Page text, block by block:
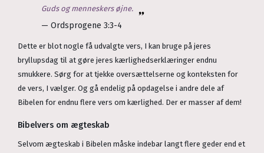
Guds og menneskers øjne.
— Ordsprogene 3:3-4
Dette er blot nogle få udvalgte vers, I kan bruge på jeres
bryllupsdag til at gøre jeres kærlighedserklæringer endnu
smukkere. Sørg for at tjekke oversættelserne og konteksten for
de vers, I vælger. Og gå endelig på opdagelse i andre dele af
Bibelen for endnu flere vers om kærlighed. Der er masser af dem!
Bibelvers om ægteskab
Selvom ægteskab i Bibelen måske indebar langt flere geder end et